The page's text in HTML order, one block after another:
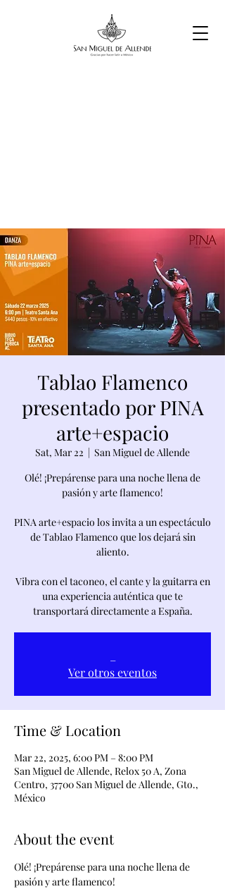
Tablao Flamenco
presentado por PINA
arte+espacio
Sat, Mar 22
  |
San Miguel de Allende
Olé! ¡Prepárense para una noche llena de
pasión y arte flamenco!
PINA arte+espacio los invita a un espectáculo
de Tablao Flamenco que los dejará sin
aliento.
Vibra con el taconeo, el cante y la guitarra en
una experiencia auténtica que te
transportará directamente a España.
Ver otros eventos
Time & Location
Mar 22, 2025, 6:00 PM – 8:00 PM
San Miguel de Allende, Relox 50 A, Zona
Centro, 37700 San Miguel de Allende, Gto.,
México
About the event
Olé! ¡Prepárense para una noche llena de
pasión y arte flamenco!